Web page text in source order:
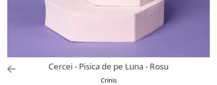
Monstera
Neon Collection
Cercei - Pisica de pe Luna - Rosu
Crinis